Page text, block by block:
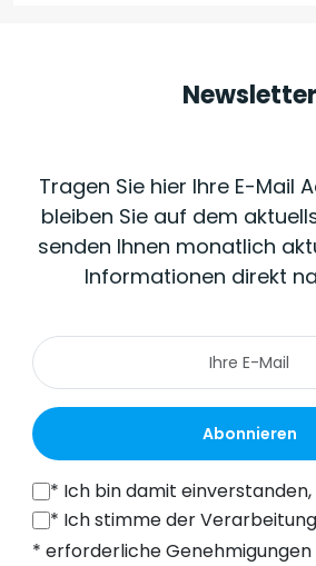
Newsletter
Tragen Sie hier Ihre E-Mail
bleiben Sie auf dem
senden Ihnen monatlich
Informationen direkt
Abonnieren
* Ich bin damit einverstanden, von SONEL S.A. mit Sitz in der ul. Wokulskiego 11, 58-100 Świdnica, kommerzielle Informationen auf elektronischem Wege (an die angegebene E-Mail-Adresse) zu Marketingzwecken gemäß Art. 398
* Ich stimme der Verarbeitung meiner personenbezogenen Daten (E-Mail-Adresse) durch SONEL S.A. mit Sitz in ul. Wokulskiego 11, 58-100 Świdnica, zum Zwecke des Versands eines Newsletters mit kommerziellen und marketingbezogenen
* erforderliche Genehmigungen